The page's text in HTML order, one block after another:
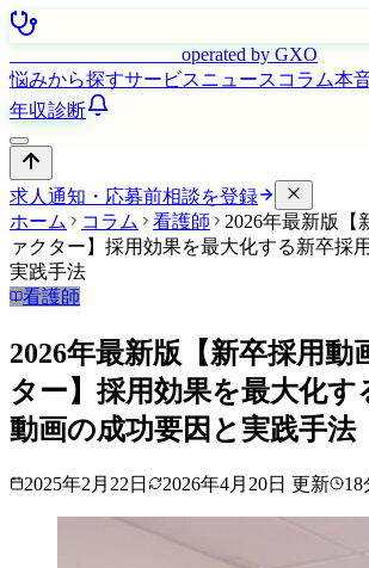
operated by GXO
悩みから探すサービスニュース コラム本
年収診断
求人通知・応募前相談を登録
ホーム
コラム 看護師
2026年最新版【
ァクター】採用効果を最大化する新卒採
実践手法
看護師
2026年最新版【新卒採用動
ター】採用効果を最大化す
動画の成功要因と実践手法
2025年2月22日 2026年4月20日 更新 18